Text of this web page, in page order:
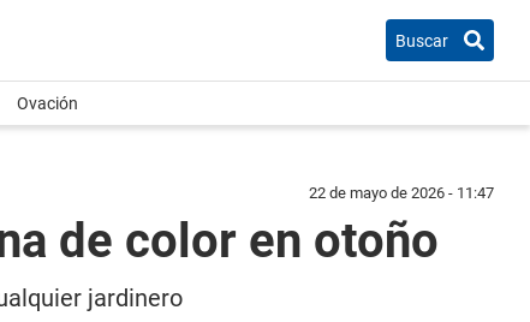
Buscar
Ovación
22 de mayo de 2026 - 11:47
de color en otoño
jardinero